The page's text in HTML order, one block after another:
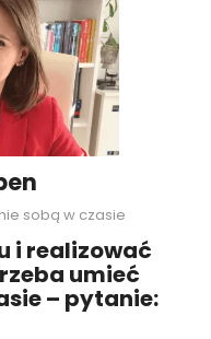
sobą w czasie
i realizować
umieć
– pytanie: